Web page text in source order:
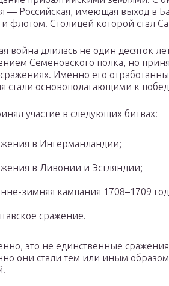
— Российская, имеющая выход в
флотом. Столицей которой стал
война длилась не один десяток
Семеновского полка, но
сражениях. Именно его
стали основополагающими к
участие в следующих битвах:
в Ингерманландии;
в Ливонии и Эстляндии;
зимняя кампания 1708–1709
сражение.
это не единственные
они стали тем или иным